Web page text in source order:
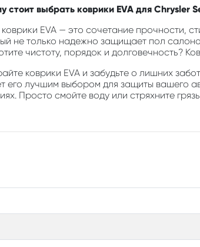
стоит выбрать коврики EVA для Chrysler
EVA — это сочетание прочности,
не только надежно защищает пол
чистоту, порядок и долговечность?
коврики EVA и забудьте о лишних
его лучшим выбором для защиты вашего
Просто смойте воду или стряхните